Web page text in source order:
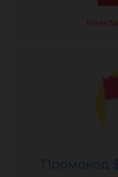
Промокод